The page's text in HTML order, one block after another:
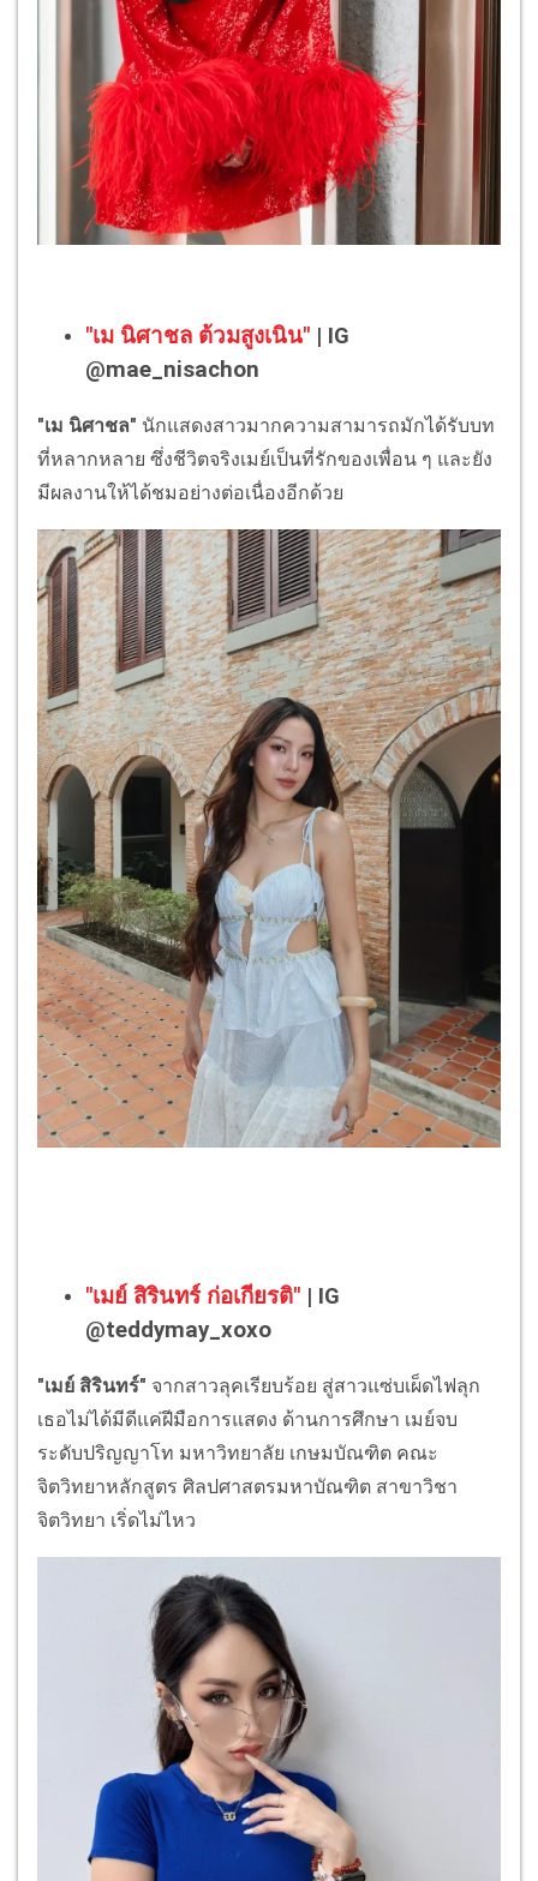
"เม นิศาชล ต้วมสูงเนิน" | IG
@mae_nisachon
"เม นิศาชล" นักแสดงสาวมากความสามารถมักได้รับบท
ที่หลากหลาย ซึ่งชีวิตจริงเมย์เป็นที่รักของเพื่อน ๆ และยัง
มีผลงานให้ได้ชมอย่างต่อเนื่องอีกด้วย
"เมย์ สิรินทร์ ก่อเกียรติ" | IG
@teddymay_xoxo
"เมย์ สิรินทร์" จากสาวลุคเรียบร้อย สู่สาวแซ่บเผ็ดไฟลุก
เธอไม่ได้มีดีแค่ฝีมือการแสดง ด้านการศึกษา เมย์จบ
ระดับปริญญาโท มหาวิทยาลัย เกษมบัณฑิต คณะ
จิตวิทยาหลักสูตร ศิลปศาสตรมหาบัณฑิต สาขาวิชา
จิตวิทยา เริ่ดไม่ไหว